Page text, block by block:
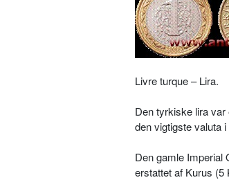
Livre turque – Lira.
Den tyrkiske lira var
den vigtigste valuta
Den gamle Imperial
erstattet af Kurus (5